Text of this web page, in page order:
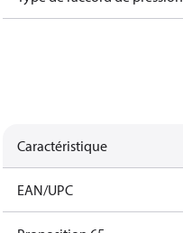
Caractéristique
EAN/UPC